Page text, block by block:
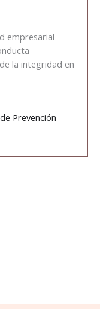
empresarial
la integridad en
Prevención